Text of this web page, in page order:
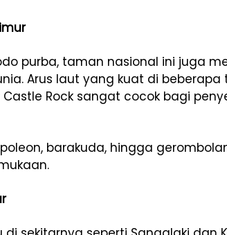
purba, taman nasional ini juga
Arus laut yang kuat di
Rock sangat cocok bagi
barakuda, hingga